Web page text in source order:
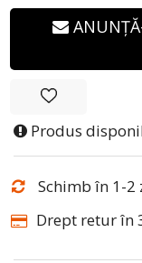
Produs
Schimb în 1-2
Drept retur în